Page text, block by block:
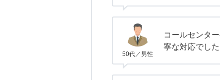
50代／男性
コールセンタ
寧な対応でした